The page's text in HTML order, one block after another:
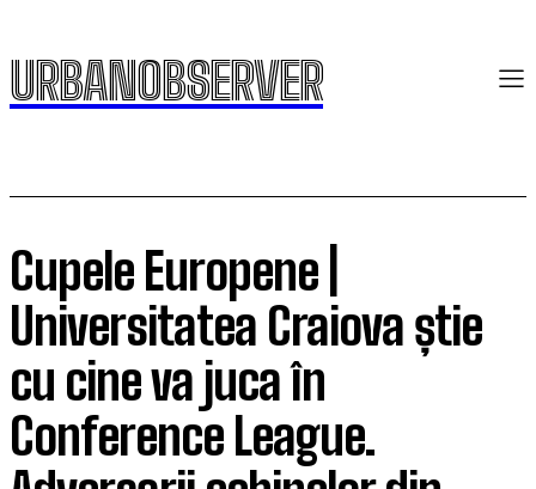
URBANOBSERVER
Cupele Europene |
Universitatea Craiova știe
cu cine va juca în
Conference League.